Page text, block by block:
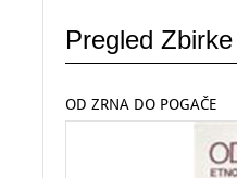
Pregled Zbirke
OD ZRNA DO POGAČE